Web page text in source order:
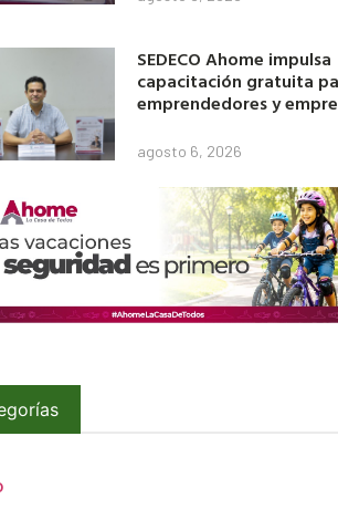
SEDECO Ahome impulsa
capacitación gratuita
emprendedores y
agosto 6, 2026